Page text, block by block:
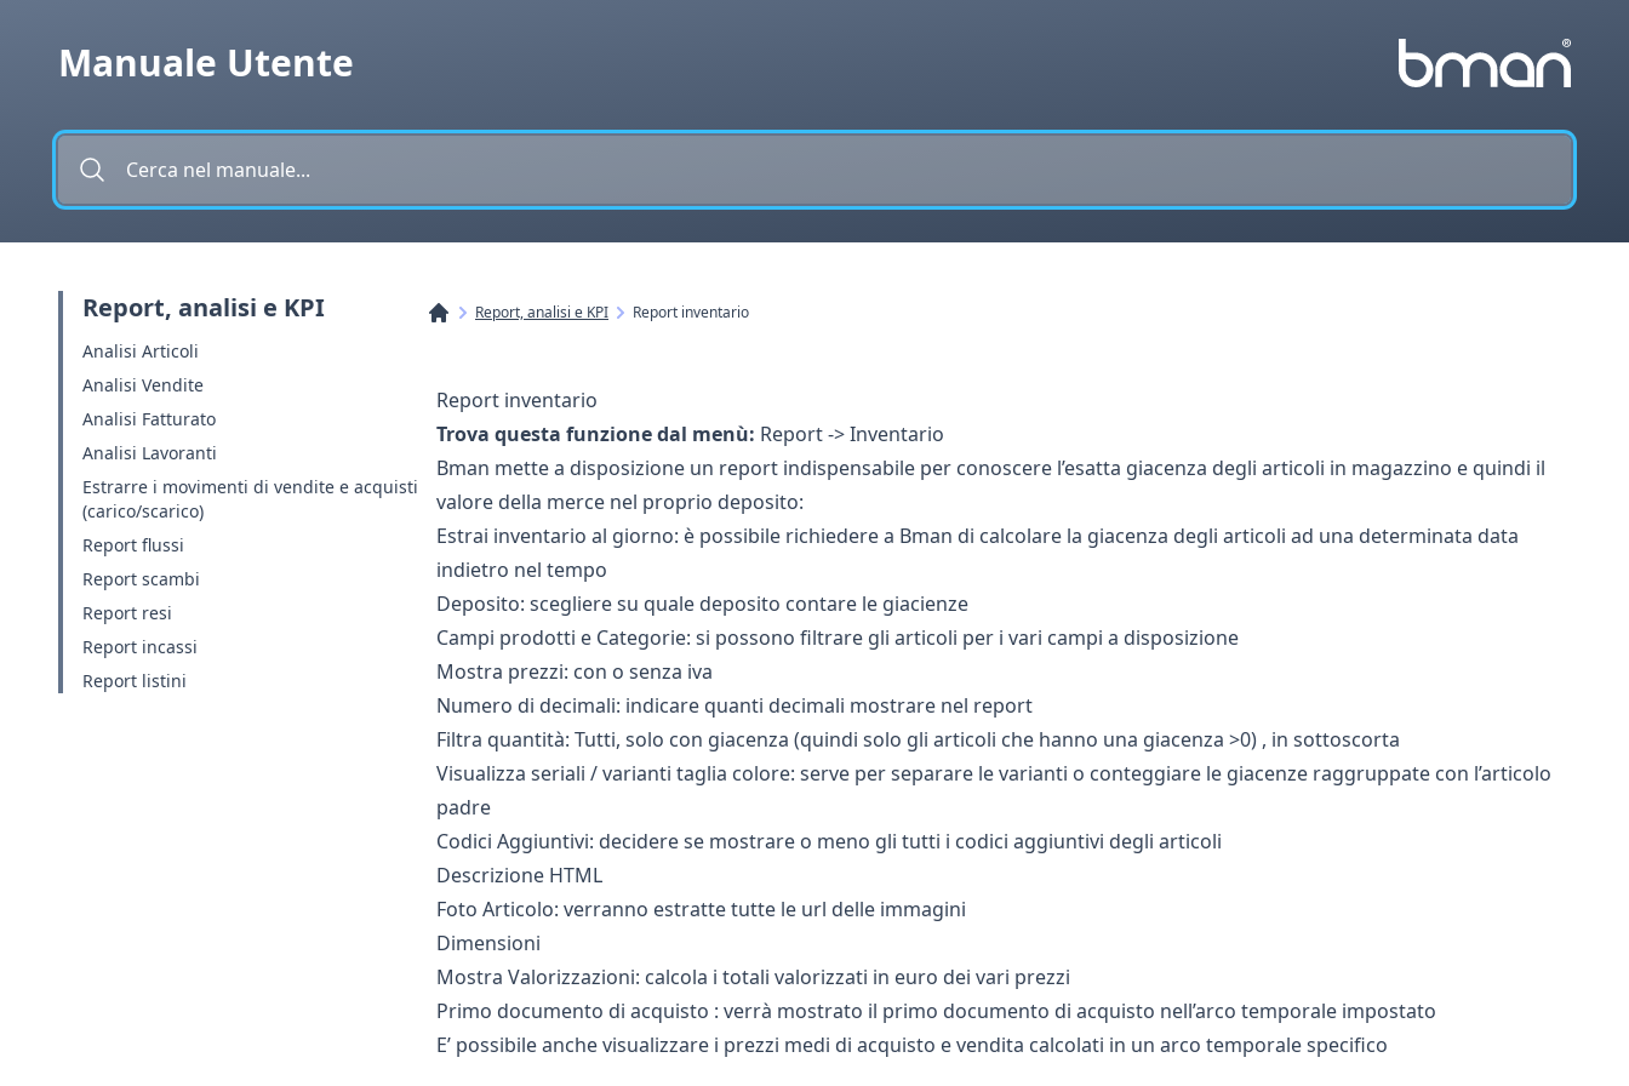
Manuale Utente
Report, analisi e KPI
Analisi Articoli
Analisi Vendite
Analisi Fatturato
Analisi Lavoranti
Estrarre i movimenti di vendite e acquisti
(carico/scarico)
Report flussi
Report scambi
Report resi
Report incassi
Report listini
Report, analisi e KPI Report inventario
Report inventario
Trova questa funzione dal menù: Report -> Inventario
Bman mette a disposizione un report indispensabile per conoscere l’esatta giacenza degli articoli in magazzino e quindi il
valore della merce nel proprio deposito:
Estrai inventario al giorno: è possibile richiedere a Bman di calcolare la giacenza degli articoli ad una determinata data
indietro nel tempo
Deposito: scegliere su quale deposito contare le giacienze
Campi prodotti e Categorie: si possono filtrare gli articoli per i vari campi a disposizione
Mostra prezzi: con o senza iva
Numero di decimali: indicare quanti decimali mostrare nel report
Filtra quantità: Tutti, solo con giacenza (quindi solo gli articoli che hanno una giacenza >0) , in sottoscorta
Visualizza seriali / varianti taglia colore: serve per separare le varianti o conteggiare le giacenze raggruppate con l’articolo
padre
Codici Aggiuntivi: decidere se mostrare o meno gli tutti i codici aggiuntivi degli articoli
Descrizione HTML
Foto Articolo: verranno estratte tutte le url delle immagini
Dimensioni
Mostra Valorizzazioni: calcola i totali valorizzati in euro dei vari prezzi
Primo documento di acquisto : verrà mostrato il primo documento di acquisto nell’arco temporale impostato
E’ possibile anche visualizzare i prezzi medi di acquisto e vendita calcolati in un arco temporale specifico